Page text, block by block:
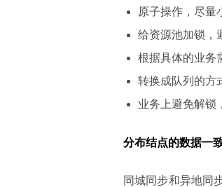
原子操作，尽量
给资源池加锁，
根据具体的业务
转换成队列的方
业务上避免解锁
分布结点的数据一
同城同步和异地同